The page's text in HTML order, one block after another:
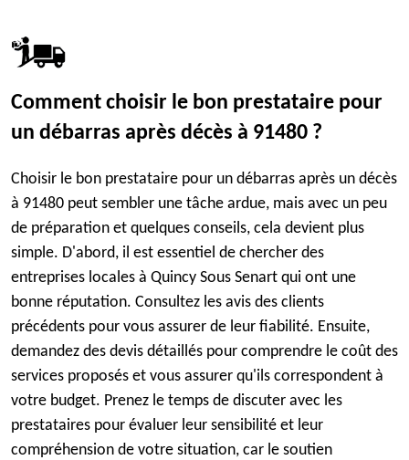
Comment choisir le bon prestataire pour
un débarras après décès à 91480 ?
Choisir le bon prestataire pour un débarras après un décès
à 91480 peut sembler une tâche ardue, mais avec un peu
de préparation et quelques conseils, cela devient plus
simple. D'abord, il est essentiel de chercher des
entreprises locales à Quincy Sous Senart qui ont une
bonne réputation. Consultez les avis des clients
précédents pour vous assurer de leur fiabilité. Ensuite,
demandez des devis détaillés pour comprendre le coût des
services proposés et vous assurer qu'ils correspondent à
votre budget. Prenez le temps de discuter avec les
prestataires pour évaluer leur sensibilité et leur
compréhension de votre situation, car le soutien